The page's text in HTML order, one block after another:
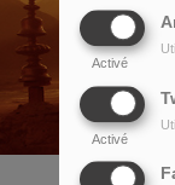
Activé
Activé